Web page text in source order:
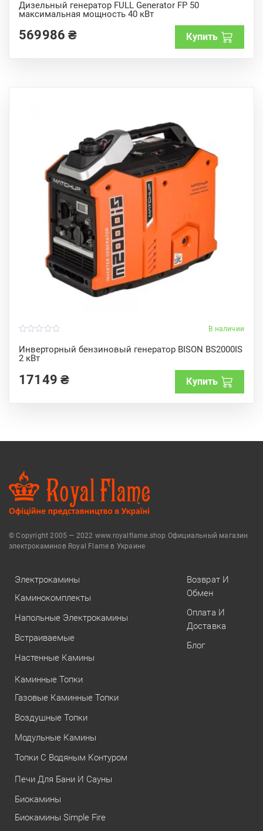
Дизельный генератор FULL Generator FP 50
максимальная мощность 40 кВт
o
u
t
f
5
569986₴ Купить
В наличии
Инверторный бензиновый генератор BISON BS2000IS
2 кВт
o
u
t
f17149₴ Купить
© Copyright 2005 — 2022 www.royalflame.shop Официальный магазин
электрокаминов Royal Flame в Украине
Электрокамины
Каминокомплекты
Напольные Электрокамины
Встраиваемые
Настенные Камины
Каминные Топки
Газовые Каминные Топки
Воздушные Топки
Модульные Камины
Топки С Водяным Контуром
Печи Для Бани И Сауны
Биокамины
Биокамины Simple Fire
Возврат И
Обмен
Оплата И
Доставка
Блог